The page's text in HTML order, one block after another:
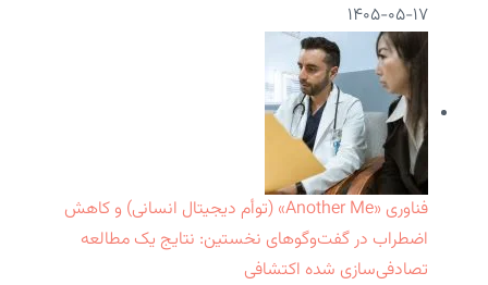
۱۴۰۵-۰۵-۱۷
فناوری «Another Me» (توأم دیجیتال انسانی) و کاهش
اضطراب در گفت‌وگوهای نخستین: نتایج یک مطالعه
تصادفی‌سازی شده اکتشافی